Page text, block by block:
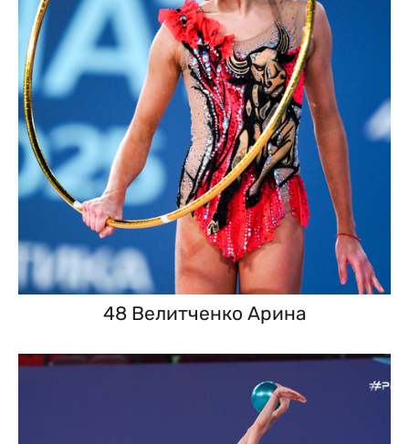
48 Велитченко Арина